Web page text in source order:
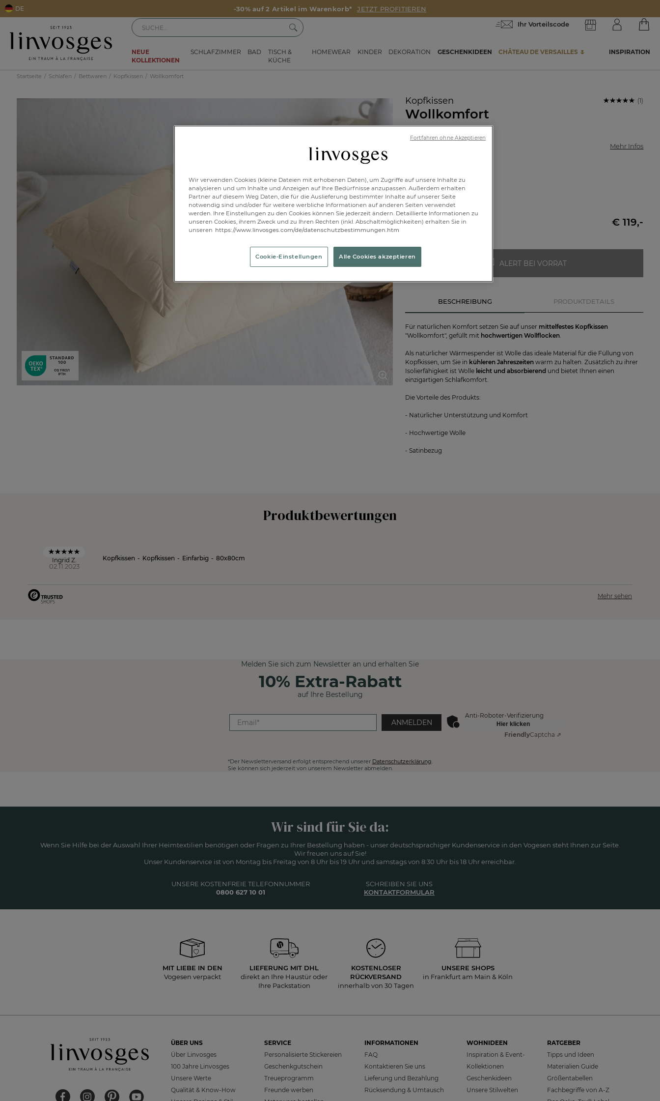
-30% auf 2 Artikel im Warenkorb* JETZT PROFITIEREN
DE
Ihr Vorteilscode
NEUE
KOLLEKTIONEN
SCHLAFZIMMER BAD
TISCH &
KÜCHE
HOMEWEAR KINDER DEKORATION GESCHENKIDEEN CHÂTEAU DE VERSAILLES 🌷 INSPIRATION
Startseite Schlafen Bettwaren Kopfkissen Wollkomfort
Kopfkissen
Wollkomfort
(1)
Mehr Infos
80x80cm
Ausverkauft € 119,-
ALERT BEI VORRAT
BESCHREIBUNG PRODUKTDETAILS
Für natürlichen Komfort setzen Sie auf unser mittelfestes Kopfkissen
"Wollkomfort", gefüllt mit hochwertigen Wollflocken.
Als natürlicher Wärmespender ist Wolle das ideale Material für die Füllung von
Kopfkissen, um Sie in kühleren Jahreszeitenwarm zu halten. Zusätzlich zu ihrer
Isolierfähigkeit ist Wolle leicht und absorbierend und bietet Ihnen einen
einzigartigen Schlafkomfort.
Die Vorteile des Produkts:
- Natürlicher Unterstützung und Komfort
- Hochwertige Wolle
- Satinbezug
Produktbewertungen
Ingrid Z.
02.11.2023
Kopfkissen - Kopfkissen - Einfarbig - 80x80cm
Mehr sehen
Melden Sie sich zum Newsletter an und erhalten Sie
10% Extra-Rabatt
auf Ihre Bestellung
ANMELDEN
Anti-Roboter-Verifizierung
Hier klicken
FriendlyCaptcha ⇗
*Der Newsletterversand erfolgt entsprechend unserer Datenschutzerklärung
Sie können sich jederzeit von unserem Newsletter abmelden.
Wir sind für Sie da:
Wenn Sie Hilfe bei der Auswahl Ihrer Heimtextilien benötigen oder Fragen zu Ihrer Bestellung haben - unser deutschsprachiger Kundenservice in den Vogesen steht Ihnen zur Seite.
Wir freuen uns auf Sie!
Unser Kundenservice ist von Montag bis Freitag von 8 Uhr bis 19 Uhr und samstags von 8:30 Uhr bis 18 Uhr erreichbar.
UNSERE KOSTENFREIE TELEFONNUMMER
0800 627 10 01
SCHREIBEN SIE UNS
KONTAKTFORMULAR
MIT LIEBE IN DEN
Vogesen verpackt
LIEFERUNG MIT DHL
direkt an Ihre Haustür oder
Ihre Packstation
KOSTENLOSER
RÜCKVERSAND
innerhalb von 30 Tagen
UNSERE SHOPS
in Frankfurt am Main & Köln
ÜBER UNS
Über Linvosges
100 Jahre Linvosges
Unsere Werte
Qualität & Know-How
SERVICE
Personalisierte Stickereien
Geschenkgutschein
Treueprogramm
Freunde werben
INFORMATIONEN
FAQ
Kontaktieren Sie uns
Lieferung und Bezahlung
Rücksendung & Umtausch
WOHNIDEEN
Inspiration & Event-
Kollektionen
Geschenkideen
Unsere Stilwelten
RATGEBER
Tipps und Ideen
Materialien Guide
Größentabellen
Fachbegriffe von A-Z
Wir verwenden Cookies (kleine Dateien mit erhobenen Daten), um Zugriffe auf unsere Inhalte zu
analysieren und um Inhalte und Anzeigen auf Ihre Bedürfnisse anzupassen. Außerdem erhalten
Partner auf diesem Weg Daten, die für die Auslieferung bestimmter Inhalte auf unserer Seite
notwendig sind und/oder für weitere werbliche Informationen auf anderen Seiten verwendet
werden. Ihre Einstellungen zu den Cookies können Sie jederzeit ändern. Detaillierte Informationen zu
unseren Cookies, ihrem Zweck und zu Ihren Rechten (inkl. Abschaltmöglichkeiten) erhalten Sie in
unseren https://www.linvosges.com/de/datenschutzbestimmungen.htm
Cookie-Einstellungen Alle Cookies akzeptieren
Fortfahren ohne Akzeptieren